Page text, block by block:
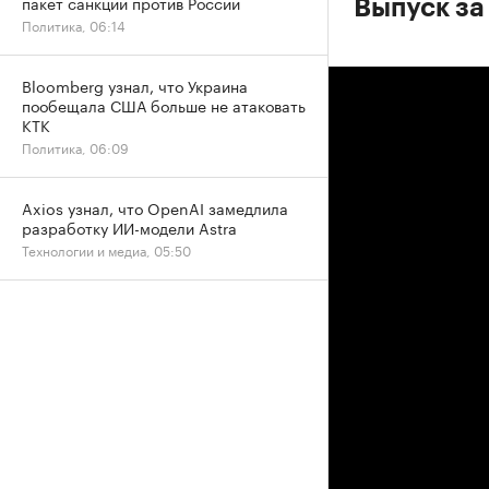
Выпуск
Политика, 06:14
Bloomberg узнал, что Украина
пообещала США больше не атаковать
КТК
Политика, 06:09
Axios узнал, что OpenAI замедлила
разработку ИИ-модели Astra
Технологии и медиа, 05:50